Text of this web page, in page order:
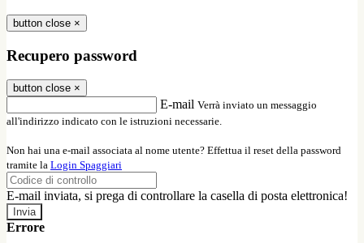
button close ×
Recupero password
button close ×
E-mail Verrà inviato un messaggio
all'indirizzo indicato con le istruzioni necessarie.
Non hai una e-mail associata al nome utente? Effettua il reset della password
tramite la Login Spaggiari
E-mail inviata, si prega di controllare la casella di posta elettronica!
Errore